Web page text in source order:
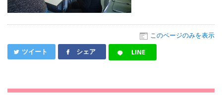
このページのみを表示
ツイート シェア LINE